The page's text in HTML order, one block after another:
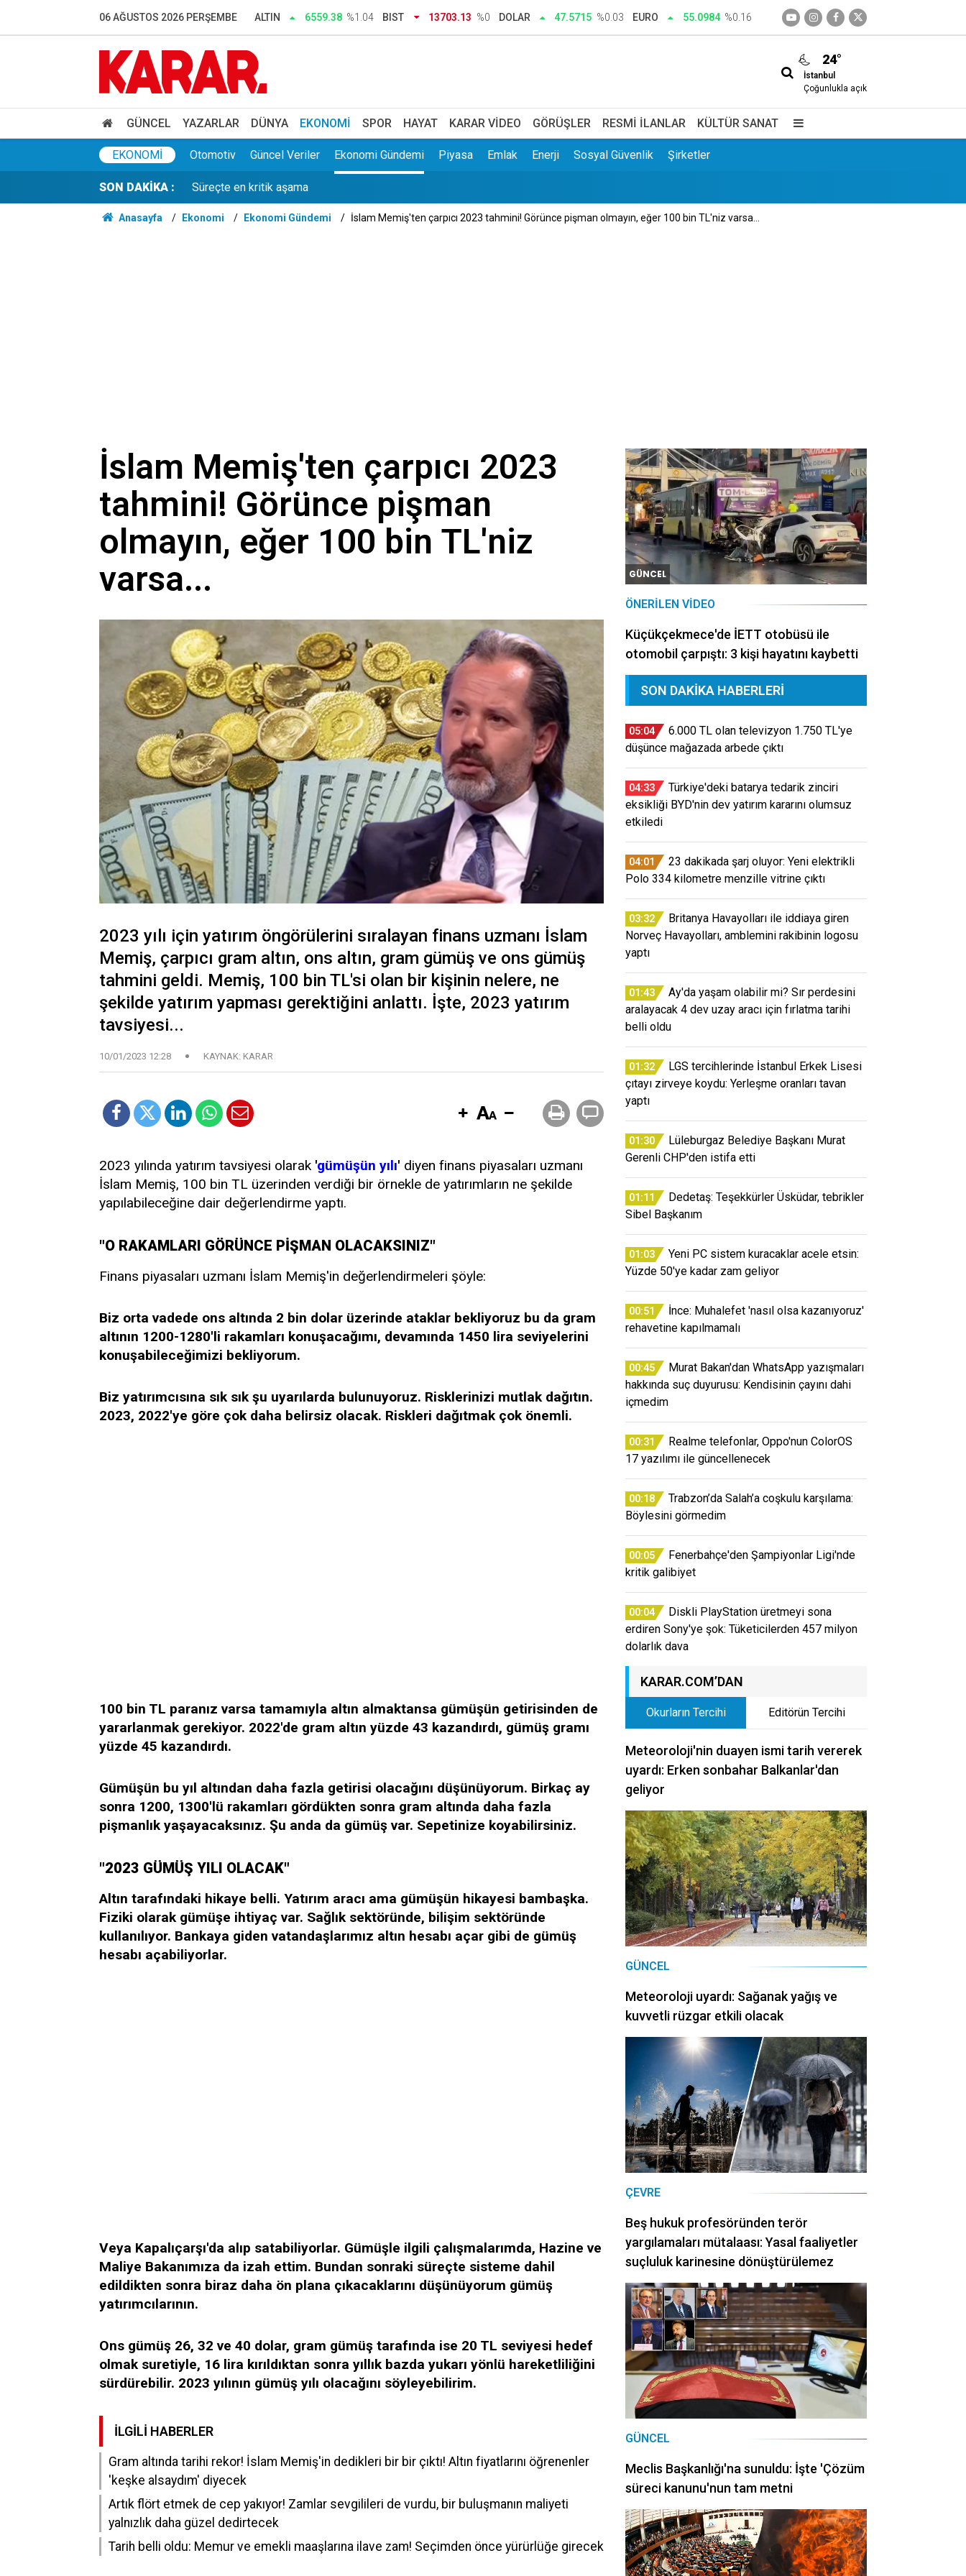
06 AĞUSTOS 2026 PERŞEMBE ALTIN 6559.38 %1.04 BIST 13703.13 %0 DOLAR 47.5715 %0.03 EURO 55.0984 %0.16
24°
İstanbul
Çoğunlukla açık
GÜNCEL YAZARLAR DÜNYA EKONOMI SPOR HAYAT KARAR VIDEO GÖRÜŞLER RESMI İLANLAR KÜLTÜR SANAT
EKONOMI Otomotiv Güncel Veriler Ekonomi Gündemi Piyasa Emlak Enerji Sosyal Güvenlik Şirketler
SON DAKİKA :
Murat Bakan'dan WhatsApp yazışmaları hakkında suç duyurusu: Kendisinin çayını dahi içmedim
Lozan mübadillerinden ortak bildiri ile Meclis'te çağrı: Ayrımcılığı hak etmedik
Süreçte en kritik aşama
Gaziantep'te acı olay! 91 yaşındaki kadın yanarak hayatını kaybetti
Belediye kursunda öğrendiği meslekle evini atölyeye dönüştürdü: Siparişlere yetişemiyor
Anasayfa Ekonomi Ekonomi Gündemi İslam Memiş'ten çarpıcı 2023 tahmini! Görünce pişman olmayın, eğer 100 bin TL'niz varsa...
İslam Memiş'ten çarpıcı 2023
tahmini! Görünce pişman
olmayın, eğer 100 bin TL'niz
varsa...
2023 yılı için yatırım öngörülerini sıralayan finans uzmanı İslam
Memiş, çarpıcı gram altın, ons altın, gram gümüş ve ons gümüş
tahmini geldi. Memiş, 100 bin TL'si olan bir kişinin nelere, ne
şekilde yatırım yapması gerektiğini anlattı. İşte, 2023 yatırım
tavsiyesi...
10/01/2023 12:28 KAYNAK: KARAR
2023 yılında yatırım tavsiyesi olarak 'gümüşün yılı' diyen finans piyasaları uzmanı
İslam Memiş, 100 bin TL üzerinden verdiği bir örnekle de yatırımların ne şekilde
yapılabileceğine dair değerlendirme yaptı.
"O RAKAMLARI GÖRÜNCE PİŞMAN OLACAKSINIZ"
Finans piyasaları uzmanı İslam Memiş'in değerlendirmeleri şöyle:
Biz orta vadede ons altında 2 bin dolar üzerinde ataklar bekliyoruz bu da gram
altının 1200-1280'li rakamları konuşacağımı, devamında 1450 lira seviyelerini
konuşabileceğimizi bekliyorum.
Biz yatırımcısına sık sık şu uyarılarda bulunuyoruz. Risklerinizi mutlak dağıtın.
2023, 2022'ye göre çok daha belirsiz olacak. Riskleri dağıtmak çok önemli.
100 bin TL paranız varsa tamamıyla altın almaktansa gümüşün getirisinden de
yararlanmak gerekiyor. 2022'de gram altın yüzde 43 kazandırdı, gümüş gramı
yüzde 45 kazandırdı.
Gümüşün bu yıl altından daha fazla getirisi olacağını düşünüyorum. Birkaç ay
sonra 1200, 1300'lü rakamları gördükten sonra gram altında daha fazla
pişmanlık yaşayacaksınız. Şu anda da gümüş var. Sepetinize koyabilirsiniz.
"2023 GÜMÜŞ YILI OLACAK"
Altın tarafındaki hikaye belli. Yatırım aracı ama gümüşün hikayesi bambaşka.
Fiziki olarak gümüşe ihtiyaç var. Sağlık sektöründe, bilişim sektöründe
kullanılıyor. Bankaya giden vatandaşlarımız altın hesabı açar gibi de gümüş
hesabı açabiliyorlar.
Veya Kapalıçarşı'da alıp satabiliyorlar. Gümüşle ilgili çalışmalarımda, Hazine ve
Maliye Bakanımıza da izah ettim. Bundan sonraki süreçte sisteme dahil
edildikten sonra biraz daha ön plana çıkacaklarını düşünüyorum gümüş
yatırımcılarının.
Ons gümüş 26, 32 ve 40 dolar, gram gümüş tarafında ise 20 TL seviyesi hedef
olmak suretiyle, 16 lira kırıldıktan sonra yıllık bazda yukarı yönlü hareketliliğini
sürdürebilir. 2023 yılının gümüş yılı olacağını söyleyebilirim.
İLGILI HABERLER
Gram altında tarihi rekor! İslam Memiş'in dedikleri bir bir çıktı! Altın fiyatlarını öğrenenler
'keşke alsaydım' diyecek
Artık flört etmek de cep yakıyor! Zamlar sevgilileri de vurdu, bir buluşmanın maliyeti
yalnızlık daha güzel dedirtecek
Tarih belli oldu: Memur ve emekli maaşlarına ilave zam! Seçimden önce yürürlüğe girecek
GÜNCEL
ÖNERILEN VIDEO
Küçükçekmece'de İETT otobüsü ile
otomobil çarpıştı: 3 kişi hayatını kaybetti
SON DAKIKA HABERLERI
05:04
6.000 TL olan televizyon 1.750 TL'ye
düşünce mağazada arbede çıktı
04:33
Türkiye'deki batarya tedarik zinciri
eksikliği BYD'nin dev yatırım kararını olumsuz
etkiledi
04:01
23 dakikada şarj oluyor: Yeni elektrikli
Polo 334 kilometre menzille vitrine çıktı
03:32
Britanya Havayolları ile iddiaya giren
Norveç Havayolları, amblemini rakibinin logosu
yaptı
01:43
Ay'da yaşam olabilir mi? Sır perdesini
aralayacak 4 dev uzay aracı için fırlatma tarihi
belli oldu
01:32
LGS tercihlerinde İstanbul Erkek Lisesi
çıtayı zirveye koydu: Yerleşme oranları tavan
yaptı
01:30
Lüleburgaz Belediye Başkanı Murat
Gerenli CHP'den istifa etti
01:11
Dedetaş: Teşekkürler Üsküdar, tebrikler
Sibel Başkanım
01:03
Yeni PC sistem kuracaklar acele etsin:
Yüzde 50'ye kadar zam geliyor
00:51
İnce: Muhalefet 'nasıl olsa kazanıyoruz'
rehavetine kapılmamalı
00:45
Murat Bakan'dan WhatsApp yazışmaları
hakkında suç duyurusu: Kendisinin çayını dahi
içmedim
00:31
Realme telefonlar, Oppo'nun ColorOS
17 yazılımı ile güncellenecek
00:18
Trabzon’da Salah’a coşkulu karşılama:
Böylesini görmedim
00:05
Fenerbahçe'den Şampiyonlar Ligi'nde
kritik galibiyet
00:04
Diskli PlayStation üretmeyi sona
erdiren Sony'ye şok: Tüketicilerden 457 milyon
dolarlık dava
KARAR.COM’DAN
Okurların Tercihi Editörün Tercihi
Meteoroloji'nin duayen ismi tarih vererek
uyardı: Erken sonbahar Balkanlar'dan
geliyor
GÜNCEL
Meteoroloji uyardı: Sağanak yağış ve
kuvvetli rüzgar etkili olacak
ÇEVRE
Beş hukuk profesöründen terör
yargılamaları mütalaası: Yasal faaliyetler
suçluluk karinesine dönüştürülemez
GÜNCEL
Meclis Başkanlığı'na sunuldu: İşte 'Çözüm
süreci kanunu'nun tam metni